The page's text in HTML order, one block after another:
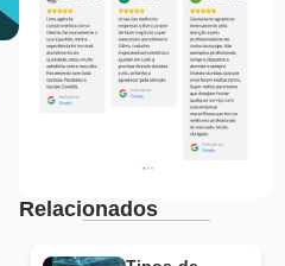
Relacionados